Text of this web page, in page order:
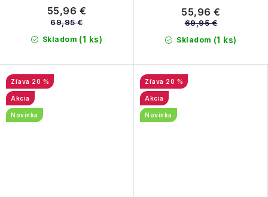
Skladom (1 ks)
55,96 €
69,95 €
Skladom (1 ks)
55,96 €
69,95 €
20 %
Akcia
Novinka
20 %
Akcia
Novinka